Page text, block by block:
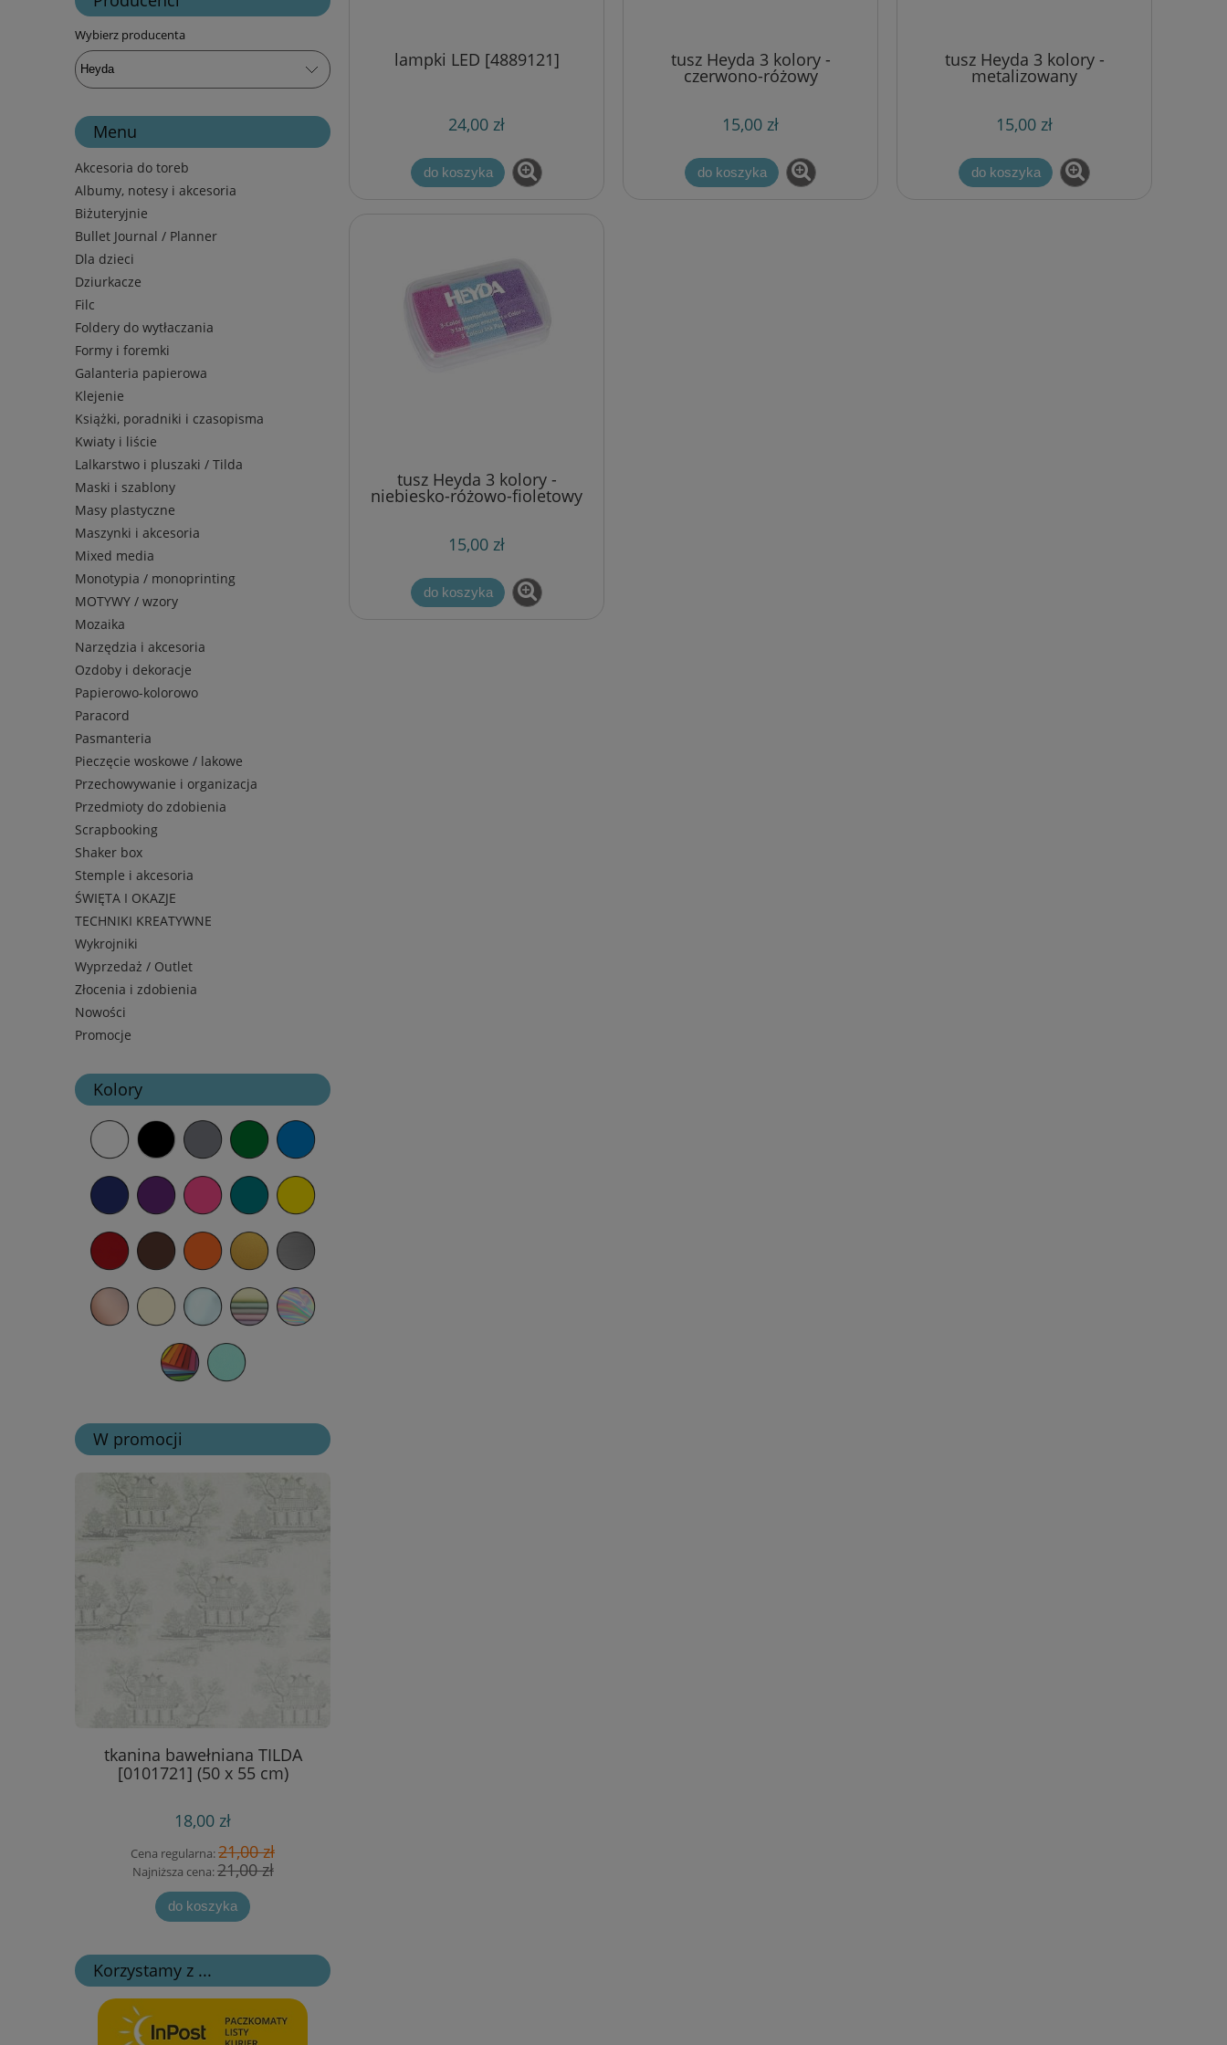
Wybierz producenta
Menu
Akcesoria do toreb
Albumy, notesy i akcesoria
Biżuteryjnie
Bullet Journal / Planner
Dla dzieci
Dziurkacze
Filc
Foldery do wytłaczania
Formy i foremki
Galanteria papierowa
Klejenie
Książki, poradniki i czasopisma
Kwiaty i liście
Lalkarstwo i pluszaki / Tilda
Maski i szablony
Masy plastyczne
Maszynki i akcesoria
Mixed media
Monotypia / monoprinting
MOTYWY / wzory
Mozaika
Narzędzia i akcesoria
Ozdoby i dekoracje
Papierowo-kolorowo
Paracord
Pasmanteria
Pieczęcie woskowe / lakowe
Przechowywanie i organizacja
Przedmioty do zdobienia
Scrapbooking
Shaker box
Stemple i akcesoria
ŚWIĘTA I OKAZJE
TECHNIKI KREATYWNE
Wykrojniki
Wyprzedaż / Outlet
Złocenia i zdobienia
Nowości
Promocje
Kolory
W promocji
tkanina bawełniana TILDA
[0101721] (50 x 55 cm)
18,00 zł
Cena regularna:21,00 zł
Najniższa cena:21,00 zł
do koszyka
Korzystamy z ...
lampki LED [4889121]
24,00 zł
do koszyka
tusz Heyda 3 kolory -
czerwono-różowy
15,00 zł
do koszyka
tusz Heyda 3 kolory -
metalizowany
15,00 zł
do koszyka
tusz Heyda 3 kolory -
niebiesko-różowo-fioletowy
15,00 zł
do koszyka